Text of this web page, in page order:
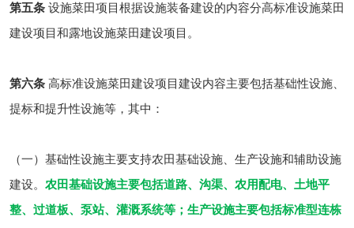
第五条设施菜田项目根据设施装备建设的内容分高标准设施菜田
建设项目和露地设施菜田建设项目。
第六条高标准设施菜田建设项目建设内容主要包括基础性设施、
提标和提升性设施等，其中：
（一）基础性设施主要支持农田基础设施、生产设施和辅助设施
建设。 农田基础设施主要包括道路、沟渠、农用配电、土地平
整、过道板、泵站、灌溉系统等； 生产设施主要包括标准型连栋